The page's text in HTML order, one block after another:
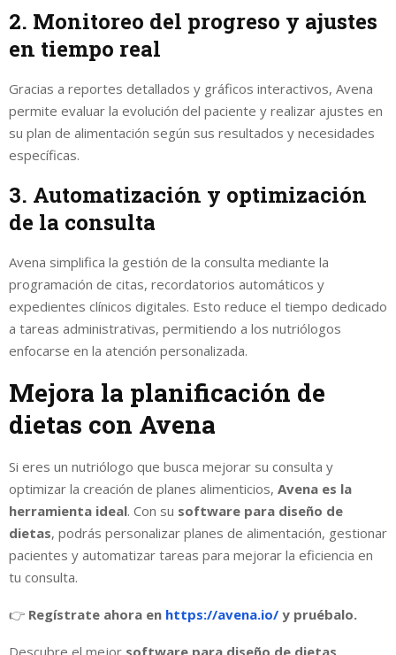
2. Monitoreo del progreso y ajustes
en tiempo real
Gracias a reportes detallados y gráficos interactivos, Avena
permite evaluar la evolución del paciente y realizar ajustes en
su plan de alimentación según sus resultados y necesidades
específicas.
3. Automatización y optimización
de la consulta
Avena simplifica la gestión de la consulta mediante la
programación de citas, recordatorios automáticos y
expedientes clínicos digitales. Esto reduce el tiempo dedicado
a tareas administrativas, permitiendo a los nutriólogos
enfocarse en la atención personalizada.
Mejora la planificación de
dietas con Avena
Si eres un nutriólogo que busca mejorar su consulta y
optimizar la creación de planes alimenticios, Avena es la
herramienta ideal. Con su software para diseño de
dietas, podrás personalizar planes de alimentación, gestionar
pacientes y automatizar tareas para mejorar la eficiencia en
tu consulta.
👉 Regístrate ahora en https://avena.io/ y pruébalo.
Descubre el mejor software para diseño de dietas.